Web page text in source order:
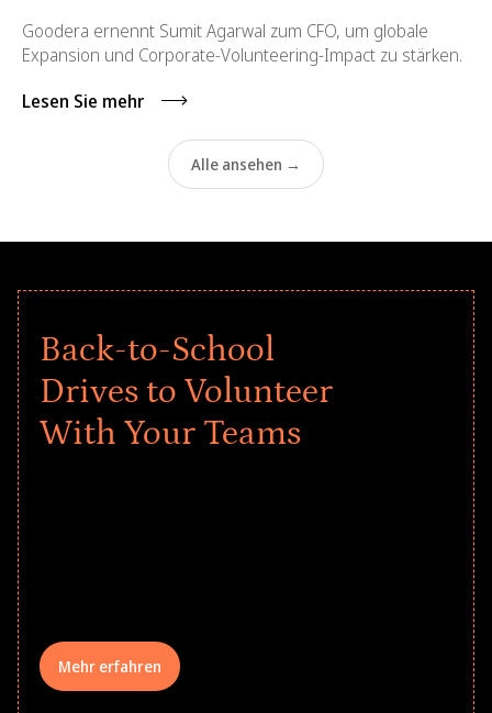
Goodera ernennt Sumit Agarwal zum CFO, um globale
Expansion und Corporate-Volunteering-Impact zu stärken.
Lesen Sie mehr
Alle ansehen →
Back-to-School
Drives to Volunteer
With Your Teams
Mehr erfahren